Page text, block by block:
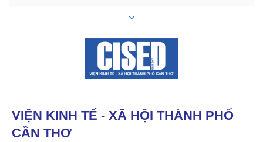
VIỆN KINH TẾ - XÃ HỘI THÀNH PHỐ
CẦN THƠ